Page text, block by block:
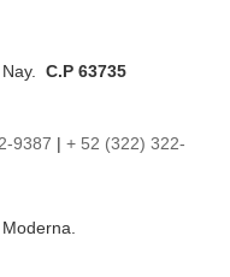
C.P 63735
9387 | + 52 (322) 322-